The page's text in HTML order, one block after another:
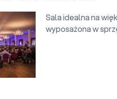
Sala idealna na
wyposażona w